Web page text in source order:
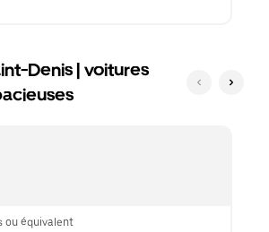
Denis | voitures
ou équivalent